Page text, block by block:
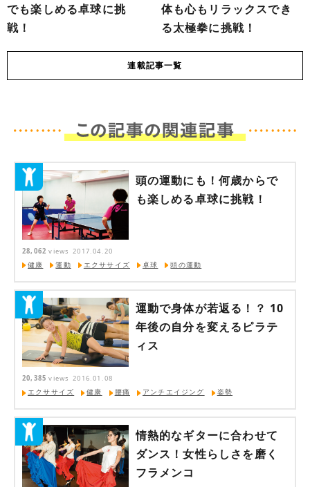
でも楽しめる卓球に挑
戦！
体も心もリラックスでき
る太極拳に挑戦！
連載記事一覧
頭の運動にも！何歳からで
も楽しめる卓球に挑戦！
28,062 views 2017.04.20
健康 運動 エクササイズ 卓球 頭の運動
運動で身体が若返る！？ 10
年後の自分を変えるピラテ
ィス
20,385 views 2016.01.08
エクササイズ 健康 腰痛 アンチエイジング 姿勢
情熱的なギターに合わせて
ダンス！女性らしさを磨く
フラメンコ